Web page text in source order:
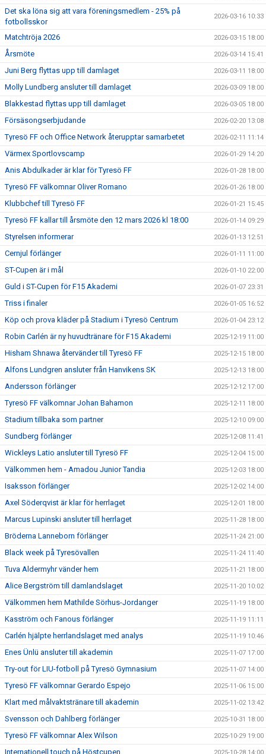
Det ska löna sig att vara föreningsmedlem - 25% på
fotbollsskor
2026-03-16 10:33
Matchtröja 2026 2026-03-15 18:00
Årsmöte 2026-03-14 15:41
Juni Berg flyttas upp till damlaget 2026-03-11 18:00
Molly Lundberg ansluter till damlaget 2026-03-09 18:00
Blakkestad flyttas upp till damlaget 2026-03-05 18:00
Försäsongserbjudande 2026-02-20 13:08
Tyresö FF och Office Network återupptar samarbetet 2026-02-11 11:14
Värmex Sportlovscamp 2026-01-29 14:20
Anis Abdulkader är klar för Tyresö FF 2026-01-28 18:00
Tyresö FF välkomnar Oliver Romano 2026-01-26 18:00
Klubbchef till Tyresö FF 2026-01-21 15:45
Tyresö FF kallar till årsmöte den 12 mars 2026 kl 18:00 2026-01-14 09:29
Styrelsen informerar 2026-01-13 12:51
Cernjul förlänger 2026-01-11 11:00
ST-Cupen är i mål 2026-01-10 22:00
Guld i ST-Cupen för F15 Akademi 2026-01-07 23:31
Triss i finaler 2026-01-05 16:52
Köp och prova kläder på Stadium i Tyresö Centrum 2026-01-04 23:12
Robin Carlén är ny huvudtränare för F15 Akademi 2025-12-19 11:00
Hisham Shnawa återvänder till Tyresö FF 2025-12-15 18:00
Alfons Lundgren ansluter från Hanvikens SK 2025-12-13 18:00
Andersson förlänger 2025-12-12 17:00
Tyresö FF välkomnar Johan Bahamon 2025-12-11 18:00
Stadium tillbaka som partner 2025-12-10 09:00
Sundberg förlänger 2025-12-08 11:41
Wickleys Latio ansluter till Tyresö FF 2025-12-04 15:00
Välkommen hem - Amadou Junior Tandia 2025-12-03 18:00
Isaksson förlänger 2025-12-02 14:00
Axel Söderqvist är klar för herrlaget 2025-12-01 18:00
Marcus Lupinski ansluter till herrlaget 2025-11-28 18:00
Bröderna Lanneborn förlänger 2025-11-24 21:00
Black week på Tyresövallen 2025-11-24 11:40
Tuva Aldermyhr vänder hem 2025-11-21 18:00
Alice Bergström till damlandslaget 2025-11-20 10:02
Välkommen hem Mathilde Sörhus-Jordanger 2025-11-19 18:00
Kasström och Fanous förlänger 2025-11-19 11:11
Carlén hjälpte herrlandslaget med analys 2025-11-19 10:46
Enes Ünlü ansluter till akademin 2025-11-07 17:00
Try-out för LIU-fotboll på Tyresö Gymnasium 2025-11-07 14:00
Tyresö FF välkomnar Gerardo Espejo 2025-11-06 15:00
Klart med målvaktstränare till akademin 2025-11-02 13:42
Svensson och Dahlberg förlänger 2025-10-31 18:00
Tyresö FF välkomnar Alex Wilson 2025-10-29 19:00
Internationell touch på Höstcupen 2025-10-28 14:00